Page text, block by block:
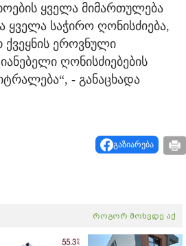
ყველა მიმართულება
ყველა საჭირო ღონისძიება,
ეროვნული
ღონისძიებების
- განაცხადა
გაზიარება
როგორ მოხვდე აქ